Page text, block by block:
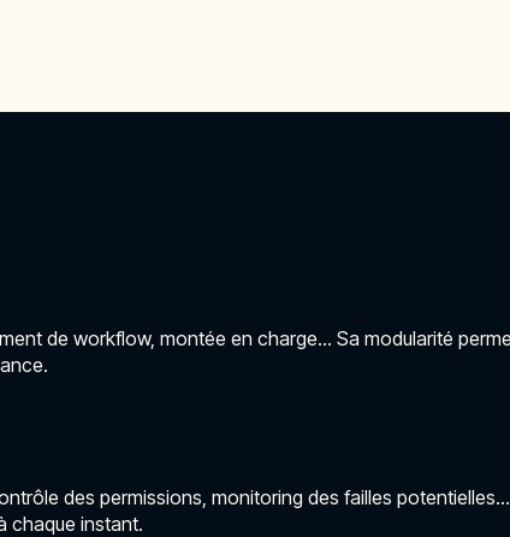
de workflow, montée en charge… Sa modularité
des permissions, monitoring des failles
chaque instant.